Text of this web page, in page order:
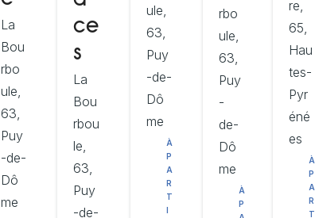
La
Bou
rbo
ule,
63,
Puy
-de-
Dô
me
ce
s
La
Bou
rbou
le,
63,
Puy
-de-
ule,
63,
Puy
-de-
Dô
me
À
P
A
R
T
I
rbo
ule,
63,
Puy
-
de-
Dô
me
À
P
re,
65,
Hau
tes-
Pyr
éné
es
À
P
A
R
T